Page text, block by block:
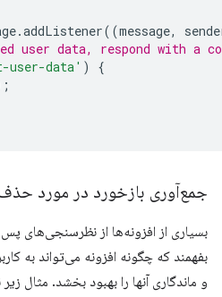
.addListener((message,
user data, respond with a
user-data' )
{
جمع‌آوری بازخورد در مورد
بسیاری از افزونه‌ها از نظرسنجی‌های
بفهمند که چگونه افزونه می‌تواند به
و ماندگاری آنها را بهبود بخشد. مثال